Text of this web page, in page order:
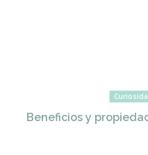
Beneficios y